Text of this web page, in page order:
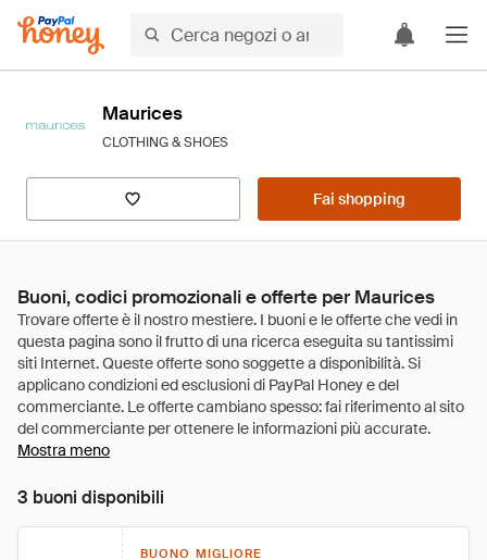
Maurices
CLOTHING & SHOES
Fai shopping
Buoni, codici promozionali e offerte per Maurices
Mostra meno
3 buoni disponibili
BUONO MIGLIORE